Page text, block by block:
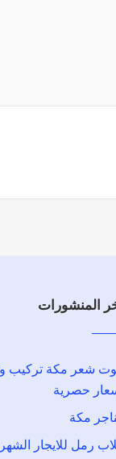
المنشورات
شعر مكة تركيب
حصرية
مكة
رمل للايجار